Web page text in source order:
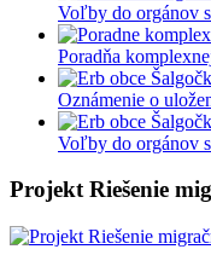
Voľby do orgánov
Poradňa
Oznámenie o
Voľby do orgánov
Projekt Riešenie